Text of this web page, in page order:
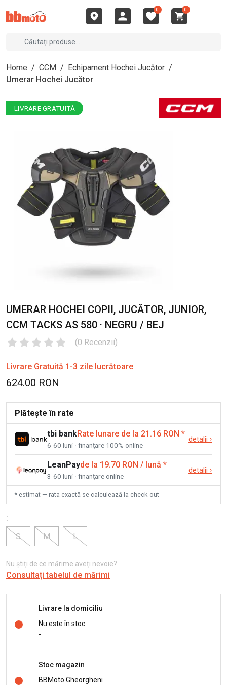
0 0
Home / CCM / Echipament Hochei Jucător /
Umerar Hochei Jucător
LIVRARE GRATUITĂ
UMERAR HOCHEI COPII, JUCĂTOR, JUNIOR,
CCM TACKS AS 580 · NEGRU / BEJ
(0 Recenzii)
Livrare Gratuită 1-3 zile lucrătoare
624.00 RON
Plătește în rate
tbi bankRate lunare de la 21.16 RON *
6-60 luni · finanțare 100% online
detalii ›
LeanPayde la 19.70 RON / lună *
3-60 luni · finanțare online
detalii ›
* estimat — rata exactă se calculează la check-out
:
S
M L
Nu știți de ce mărime aveți nevoie?
Consultați tabelul de mărimi
Livrare la domiciliu
Nu este în stoc
-
Stoc magazin
BBMoto Gheorgheni